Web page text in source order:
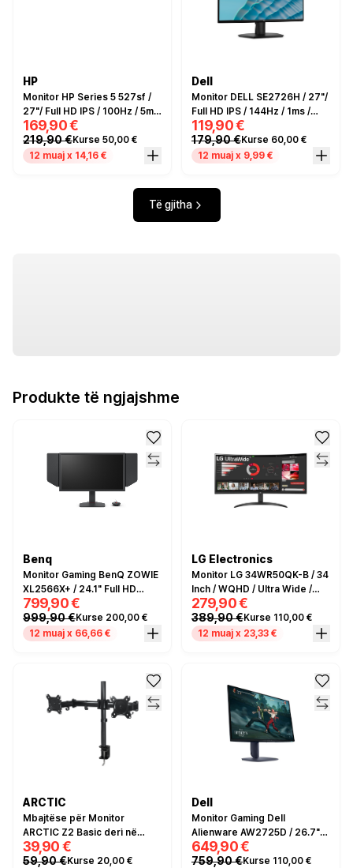
HP
Monitor HP Series 5 527sf /
27"/ Full HD IPS / 100Hz / 5ms
/ HDMI+VGA - Zezë/Argjendi
169,90 €
219,90 €Kurse 50,00 €
12 muaj x 14,16 €
Dell
Monitor DELL SE2726H / 27"/
Full HD IPS / 144Hz / 1ms /
2xHDMI - Zezë
119,90 €
179,90 €Kurse 60,00 €
12 muaj x 9,99 €
Të gjitha
Produkte të ngjajshme
Benq
Monitor Gaming BenQ ZOWIE
XL2566X+ / 24.1" Full HD
400Hz 0.3ms / HDMI, DP, USB
/ e zezë
799,90 €
999,90 €Kurse 200,00 €
12 muaj x 66,66 €
LG Electronics
Monitor LG 34WR50QK-B / 34
Inch / WQHD / Ultra Wide /
100Hz / 5ms / I zi
279,90 €
389,90 €Kurse 110,00 €
12 muaj x 23,33 €
ARCTIC
Mbajtëse për Monitor
ARCTIC Z2 Basic deri në
2x27" 8KG
39,90 €
59,90 €Kurse 20,00 €
Dell
Monitor Gaming Dell
Alienware AW2725D / 26.7"/
Quad HD 2K QD OLED /
280Hz / 0.03ms /
649,90 €
759,90 €Kurse 110,00 €